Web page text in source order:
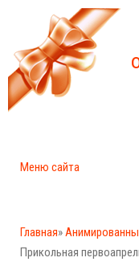
Меню сайта
Главная»
Прикольная